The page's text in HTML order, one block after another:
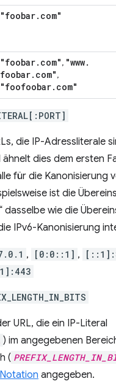
"foobar. com"
"foobar. com", "www.
foobar. com",
"foofoobar. com"
die IP-Adressliterale
dies dem ersten
für die Kanonisierung
ist die
dasselbe wie die
IPv6-Kanonisierung
, [0:0::1] ,
URL, die ein IP-Literal
) im angegebenen
(
angegeben.